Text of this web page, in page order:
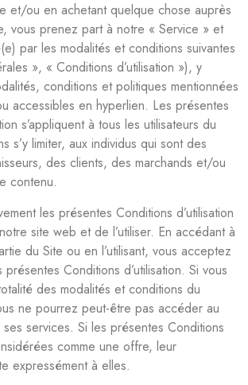
et/ou en achetant quelque chose auprès
vous prenez part à notre « Service » et
par les modalités et conditions suivantes
», « Conditions d’utilisation »), y
conditions et politiques mentionnées
accessibles en hyperlien. Les présentes
s’appliquent à tous les utilisateurs du
s’y limiter, aux individus qui sont des
des clients, des marchands et/ou
contenu.
les présentes Conditions d’utilisation
site web et de l’utiliser. En accédant à
du Site ou en l’utilisant, vous acceptez
Conditions d’utilisation. Si vous
des modalités et conditions du
ne pourrez peut-être pas accéder au
services. Si les présentes Conditions
comme une offre, leur
expressément à elles.